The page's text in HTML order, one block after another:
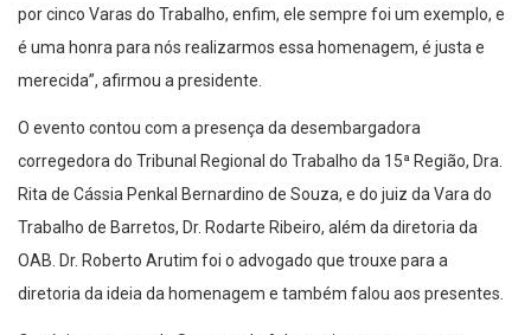
por cinco Varas do Trabalho, enfim, ele sempre foi um exemplo, e
é uma honra para nós realizarmos essa homenagem, é justa e
merecida”, afirmou a presidente.
O evento contou com a presença da desembargadora
corregedora do Tribunal Regional do Trabalho da 15ª Região, Dra.
Rita de Cássia Penkal Bernardino de Souza, e do juiz da Vara do
Trabalho de Barretos, Dr. Rodarte Ribeiro, além da diretoria da
OAB. Dr. Roberto Arutim foi o advogado que trouxe para a
diretoria da ideia da homenagem e também falou aos presentes.